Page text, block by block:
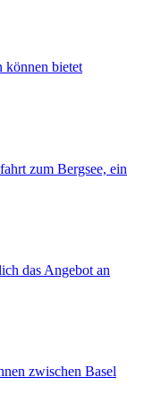
können bietet
zum Bergsee, ein
das Angebot an
zwischen Basel